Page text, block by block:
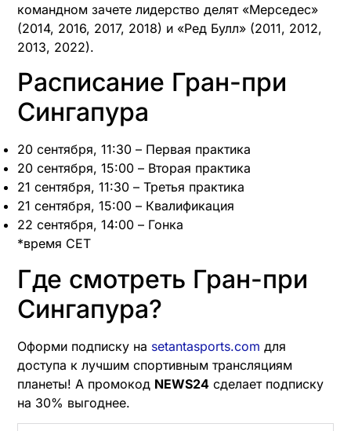
командном зачете лидерство делят «Мерседес»
(2014, 2016, 2017, 2018) и «Ред Булл» (2011, 2012,
2013, 2022).
Расписание Гран-при
Сингапура
20 сентября, 11:30 – Первая практика
20 сентября, 15:00 – Вторая практика
21 сентября, 11:30 – Третья практика
21 сентября, 15:00 – Квалификация
22 сентября, 14:00 – Гонка
*время CET
Где смотреть Гран-при
Сингапура?
Оформи подписку на setantasports.com для
доступа к лучшим спортивным трансляциям
планеты! А промокод NEWS24 сделает подписку
на 30% выгоднее.